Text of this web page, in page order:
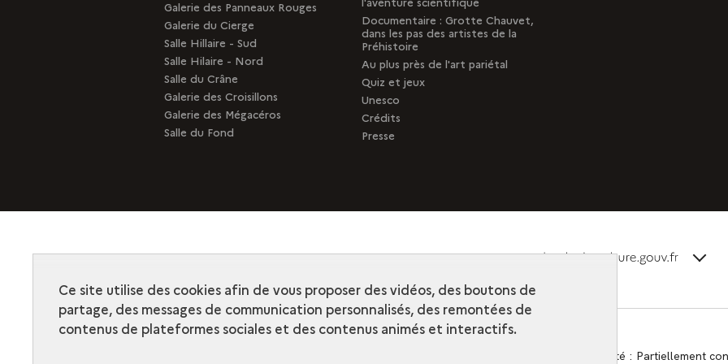
Galerie des Panneaux Rouges
Galerie du Cierge
Salle Hillaire - Sud
Salle Hilaire - Nord
Salle du Crâne
Galerie des Croisillons
Galerie des Mégacéros
Salle du Fond
Documentaire : Grotte Chauvet,
dans les pas des artistes de la
Préhistoire
Au plus près de l'art pariétal
Quiz et jeux
Unesco
Crédits
Presse
Découvrir la collection
Accessibilité : Partiellement
Ce site utilise des cookies afin de vous proposer des vidéos, des boutons de
partage, des messages de communication personnalisés, des remontées de
contenus de plateformes sociales et des contenus animés et interactifs.